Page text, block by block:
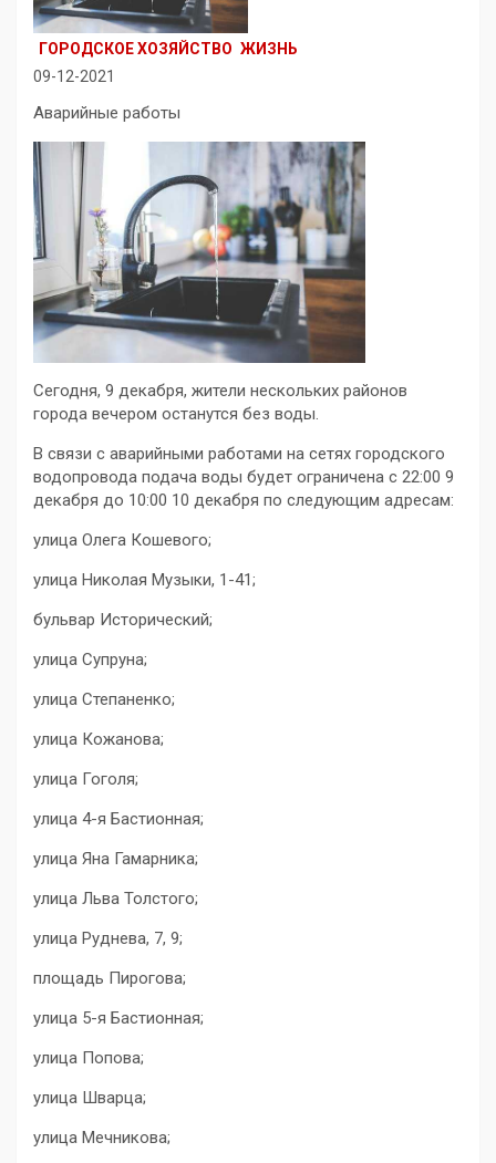
ГОРОДСКОЕ ХОЗЯЙСТВО ЖИЗНЬ
09-12-2021
Аварийные работы
Сегодня, 9 декабря, жители нескольких районов
города вечером останутся без воды.
В связи с аварийными работами на сетях городского
водопровода подача воды будет ограничена с 22:00 9
декабря до 10:00 10 декабря по следующим адресам:
улица Олега Кошевого;
улица Николая Музыки, 1-41;
бульвар Исторический;
улица Супруна;
улица Степаненко;
улица Кожанова;
улица Гоголя;
улица 4-я Бастионная;
улица Яна Гамарника;
улица Льва Толстого;
улица Руднева, 7, 9;
площадь Пирогова;
улица 5-я Бастионная;
улица Попова;
улица Шварца;
улица Мечникова;